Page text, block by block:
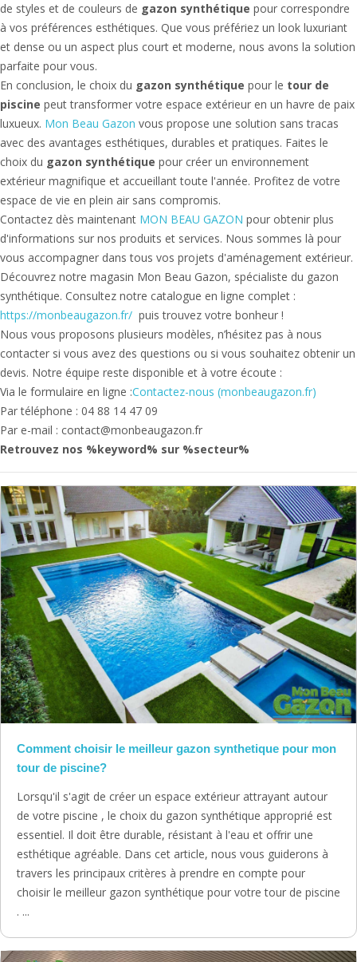
de styles et de couleurs de gazon synthétique pour correspondre
à vos préférences esthétiques. Que vous préfériez un look luxuriant
et dense ou un aspect plus court et moderne, nous avons la solution
parfaite pour vous.
En conclusion, le choix du gazon synthétique pour le tour de
piscine peut transformer votre espace extérieur en un havre de paix
luxueux. Mon Beau Gazon vous propose une solution sans tracas
avec des avantages esthétiques, durables et pratiques. Faites le
choix du gazon synthétique pour créer un environnement
extérieur magnifique et accueillant toute l'année. Profitez de votre
espace de vie en plein air sans compromis.
Contactez dès maintenant MON BEAU GAZON pour obtenir plus
d'informations sur nos produits et services. Nous sommes là pour
vous accompagner dans tous vos projets d'aménagement extérieur.
Découvrez notre magasin Mon Beau Gazon, spécialiste du gazon
synthétique. Consultez notre catalogue en ligne complet :
https://monbeaugazon.fr/ puis trouvez votre bonheur !
Nous vous proposons plusieurs modèles, n’hésitez pas à nous
contacter si vous avez des questions ou si vous souhaitez obtenir un
devis. Notre équipe reste disponible et à votre écoute :
Via le formulaire en ligne :Contactez-nous (monbeaugazon.fr)
Par téléphone : 04 88 14 47 09
Par e-mail : contact@monbeaugazon.fr
Retrouvez nos %keyword% sur %secteur%
Comment choisir le meilleur gazon synthetique pour mon
tour de piscine?
Lorsqu'il s'agit de créer un espace extérieur attrayant autour
de votre piscine , le choix du gazon synthétique approprié est
essentiel. Il doit être durable, résistant à l'eau et offrir une
esthétique agréable. Dans cet article, nous vous guiderons à
travers les principaux critères à prendre en compte pour
choisir le meilleur gazon synthétique pour votre tour de piscine
. ...